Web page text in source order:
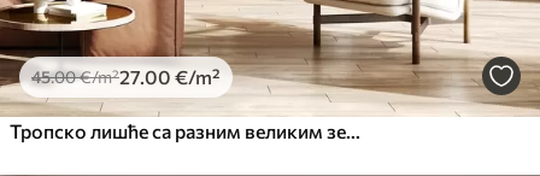
45.00€/m²27 .00 €/m²